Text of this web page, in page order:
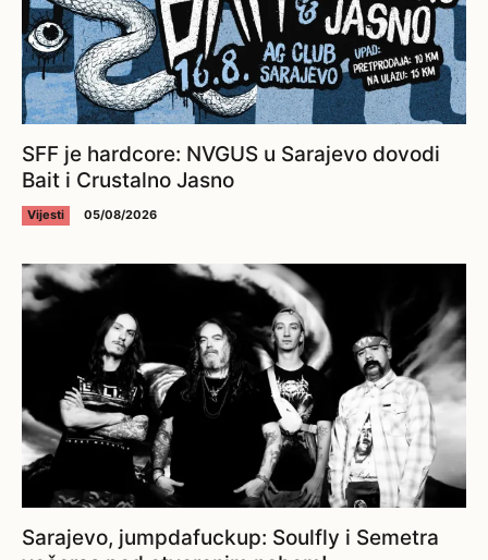
SFF je hardcore: NVGUS u Sarajevo dovodi
Bait i Crustalno Jasno
Vijesti 05/08/2026
Sarajevo, jumpdafuckup: Soulfly i Semetra